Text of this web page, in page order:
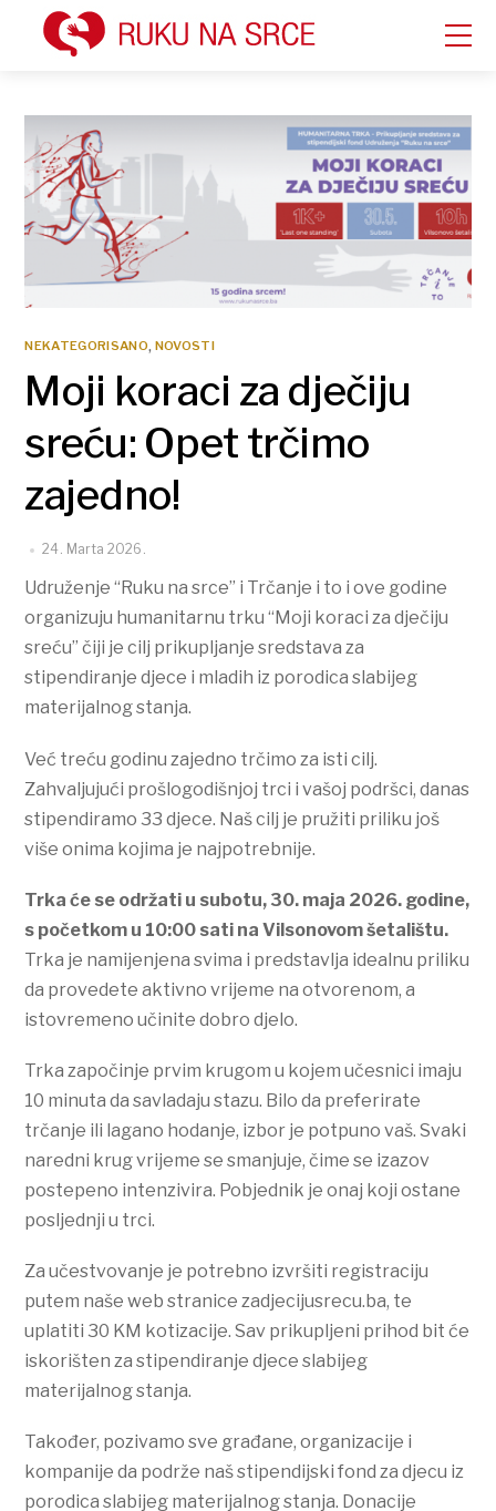
NEKATEGORISANO, NOVOSTI
Moji koraci za dječiju
sreću: Opet trčimo
zajedno!
24. Marta 2026.
Udruženje “Ruku na srce” i Trčanje i to i ove godine
organizuju humanitarnu trku “Moji koraci za dječiju
sreću” čiji je cilj prikupljanje sredstava za
stipendiranje djece i mladih iz porodica slabijeg
materijalnog stanja.
Već treću godinu zajedno trčimo za isti cilj.
Zahvaljujući prošlogodišnjoj trci i vašoj podršci, danas
stipendiramo 33 djece. Naš cilj je pružiti priliku još
više onima kojima je najpotrebnije.
Trka će se održati u subotu, 30. maja 2026. godine,
s početkom u 10:00 sati na Vilsonovom šetalištu.
Trka je namijenjena svima i predstavlja idealnu priliku
da provedete aktivno vrijeme na otvorenom, a
istovremeno učinite dobro djelo.
Trka započinje prvim krugom u kojem učesnici imaju
10 minuta da savladaju stazu. Bilo da preferirate
trčanje ili lagano hodanje, izbor je potpuno vaš. Svaki
naredni krug vrijeme se smanjuje, čime se izazov
postepeno intenzivira. Pobjednik je onaj koji ostane
posljednji u trci.
Za učestvovanje je potrebno izvršiti registraciju
putem naše web stranice zadjecijusrecu.ba, te
uplatiti 30 KM kotizacije. Sav prikupljeni prihod bit će
iskorišten za stipendiranje djece slabijeg
materijalnog stanja.
Također, pozivamo sve građane, organizacije i
kompanije da podrže naš stipendijski fond za djecu iz
porodica slabijeg materijalnog stanja. Donacije